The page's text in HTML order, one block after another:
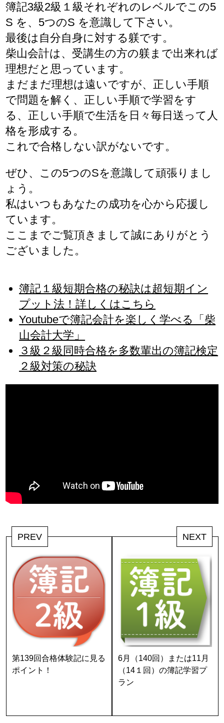
簿記3級2級１級それぞれのレベルでこの5
S を、5つのS を意識して下さい。
最後は自分自身に対する躾です。
柴山会計は、受講生の方の躾まで出来れば
理想だと思っています。
まだまだ理想は遠いですが、正しい手順
で問題を解く、正しい手順で学習をす
る、正しい手順で生活を日々毎日送って人
格を形成する。
これで合格しない訳がないです。
ぜひ、この5つのSを意識して頑張りまし
ょう。
私はいつもあなたの成功を心から応援し
ています。
ここまでご覧頂きまして誠にありがとう
ございました。
簿記１級短期合格の秘訣は超短期イン
プット法！詳しくはこちら
Youtubeで簿記会計を楽しく学べる「柴
山会計大学」
３級２級同時合格を多数輩出の簿記検定
２級対策の秘訣
PREV
第139回合格体験記に見る
ポイント！
NEXT
6月（140回）または11月
（14１回）の簿記学習プ
ラン